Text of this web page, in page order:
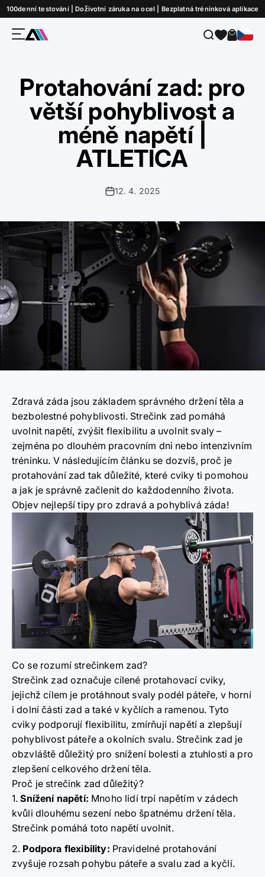
Přejít na obsah
100denní testování | Doživotní záruka na ocel | Bezplatná tréninková aplikace
Nabídka
ATLETICA HledatKošík
Protahování zad: pro
větší pohyblivost a
méně napětí |
ATLETICA
12. 4. 2025
Zdravá záda jsou základem správného držení těla a
bezbolestné pohyblivosti. Strečink zad pomáhá
uvolnit napětí, zvýšit flexibilitu a uvolnit svaly –
zejména po dlouhém pracovním dni nebo intenzivním
tréninku. V následujícím článku se dozvíš, proč je
protahování zad tak důležité, které cviky ti pomohou
a jak je správně začlenit do každodenního života.
Objev nejlepší tipy pro zdravá a pohyblivá záda!
Co se rozumí strečinkem zad?
Strečink zad označuje cílené protahovací cviky,
jejichž cílem je protáhnout svaly podél páteře, v horní
i dolní části zad a také v kyčlích a ramenou. Tyto
cviky podporují flexibilitu, zmírňují napětí a zlepšují
pohyblivost páteře a okolních svalu. Strečink zad je
obzvláště důležitý pro snížení bolesti a ztuhlosti a pro
zlepšení celkového držení těla.
Proč je strečink zad důležitý?
Snížení napětí: Mnoho lidí trpí napětím v zádech
kvůli dlouhému sezení nebo špatnému držení těla.
Strečink pomáhá toto napětí uvolnit.
Podpora flexibility: Pravidelné protahování
zvyšuje rozsah pohybu páteře a svalu zad a kyčlí.